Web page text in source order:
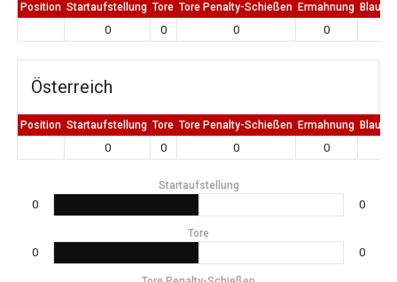
Position Startaufstellung Tore Tore Penalty-Schießen Ermahnung Blaue
0 0 0 0
Österreich
Position Startaufstellung Tore Tore Penalty-Schießen Ermahnung Blaue
0 0 0 0
Startaufstellung
0 0
Tore
0 0